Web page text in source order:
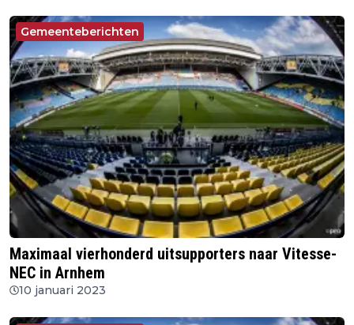
Gemeenteberichten
Maximaal vierhonderd uitsupporters naar Vitesse-
NEC in Arnhem
10 januari 2023